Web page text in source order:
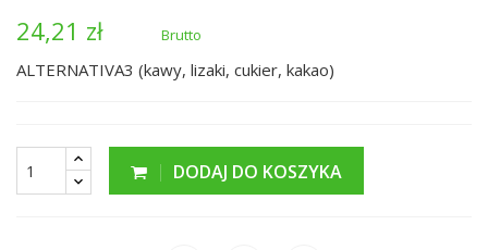
24,21 zł
Brutto
ALTERNATIVA3 (kawy, lizaki, cukier, kakao)
DODAJ DO KOSZYKA